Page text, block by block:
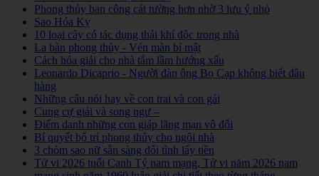
Phong thủy ban công cát tường hơn nhờ 3 lưu ý nhỏ
Sao Hóa Kỵ
10 loại cây có tác dụng thải khí độc trong nhà
La bàn phong thủy - Vén màn bí mật
Cách hóa giải cho nhà tắm lầm hướng xấu
Leonardo Dicaprio - Người đàn ông Bọ Cạp không biết đầu
hàng
Những câu nói hay về con trai và con gái
Cung cự giải và song ngư –
Điểm danh những con giáp lãng mạn vô đối
Bí quyết bố trí phong thủy cho ngôi nhà
3 chòm sao nữ sẵn sàng đổi tình lấy tiền
Tử vi 2026 tuổi Canh Tý nam mạng, Tử vi năm 2026 nam